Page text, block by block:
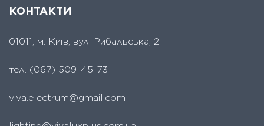
КОНТАКТИ
01011, м. Київ, вул. Рибальська, 2
тел. (067) 509-45-73
viva.electrum@gmail.com